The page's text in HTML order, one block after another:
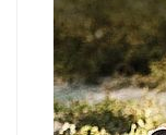
elnézést hölgyem
igen!!!akkor